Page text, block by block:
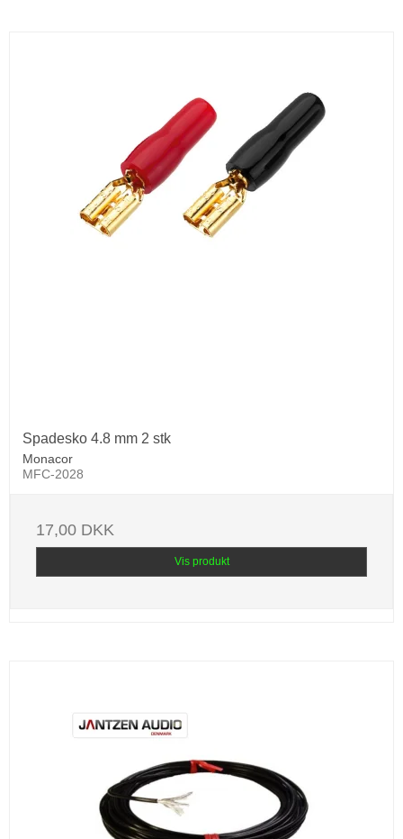
Spadesko 4.8 mm 2 stk
Monacor
MFC-2028
17,00 DKK
Vis produkt